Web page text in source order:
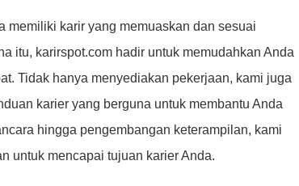
memiliki karir yang memuaskan dan sesuai
itu, karirspot.com hadir untuk memudahkan Anda
Tidak hanya menyediakan pekerjaan, kami juga
karier yang berguna untuk membantu Anda
hingga pengembangan keterampilan, kami
untuk mencapai tujuan karier Anda.